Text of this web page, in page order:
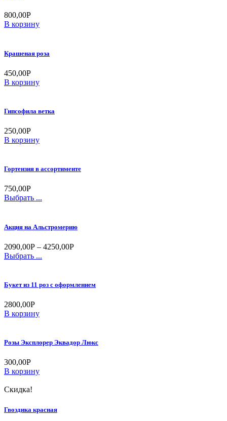
800,00Р
В корзину
Крашеная роза
450,00Р
В корзину
Гипсофила ветка
250,00Р
В корзину
Гортензия в ассортименте
750,00Р
Выбрать ...
Акция на Альстромерию
2090,00Р – 4250,00Р
Выбрать ...
Букет из 11 роз с оформлением
2800,00Р
В корзину
Розы Эксплорер Эквадор Люкс
300,00Р
В корзину
Скидка!
Гвоздика красная